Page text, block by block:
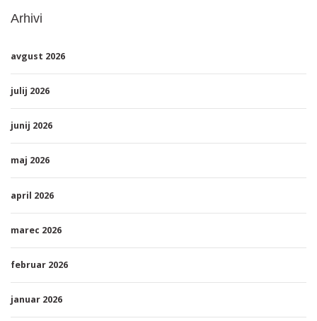
Arhivi
avgust 2026
julij 2026
junij 2026
maj 2026
april 2026
marec 2026
februar 2026
januar 2026